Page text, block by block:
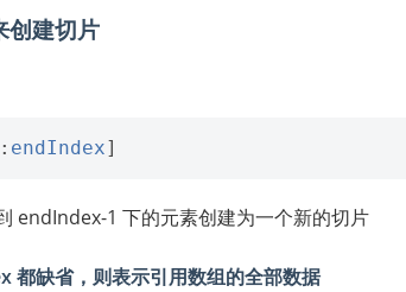
创建切片
: endIndex]
endIndex-1 下的元素创建为一个新的切片
缺省，则表示引用数组的全部数据